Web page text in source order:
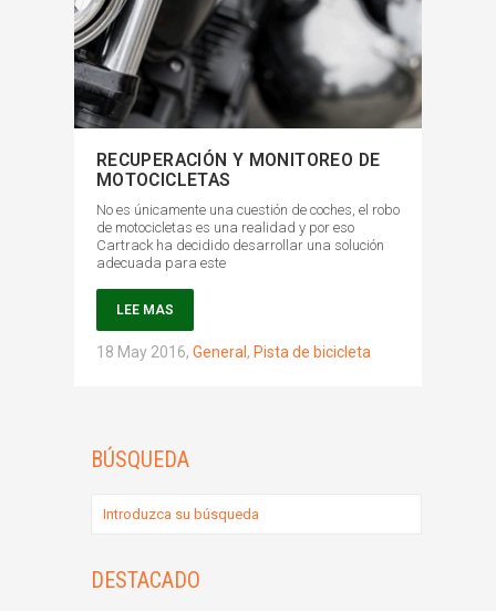
RECUPERACIÓN Y MONITOREO DE
MOTOCICLETAS
No es únicamente una cuestión de coches, el robo
de motocicletas es una realidad y por eso
Cartrack ha decidido desarrollar una solución
adecuada para este
LEE MAS
18 May 2016, General , Pista de bicicleta
BÚSQUEDA
DESTACADO